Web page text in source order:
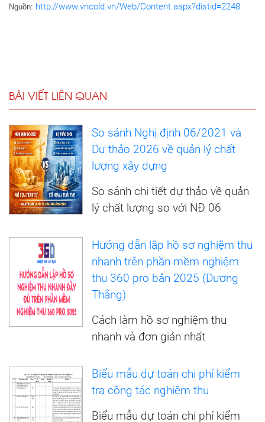
Nguồn: http://www.vncold.vn/Web/Content.aspx?distid=2248
BÀI VIẾT LIÊN QUAN
So sánh Nghị định 06/2021 và
Dự thảo 2026 về quản lý chất
lượng xây dựng
So sánh chi tiết dự thảo về quản
lý chất lượng so với NĐ 06
Hướng dẫn lập hồ sơ nghiệm thu
nhanh trên phần mềm nghiệm
thu 360 pro bản 2025 (Dương
Thắng)
Cách làm hồ sơ nghiệm thu
nhanh và đơn giản nhất
Biểu mẫu dự toán chi phí kiểm
tra công tác nghiệm thu
Biểu mẫu dự toán chi phí kiểm